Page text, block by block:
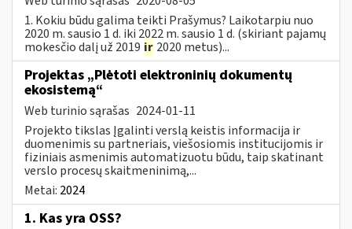
1. Kokiu būdu galima teikti Prašymus? Laikotarpiu nuo
2020 m. sausio 1 d. iki 2022 m. sausio 1 d. (skiriant pajamų
mokesčio dalį už 2019 ir 2020 metus)...
Projektas „Plėtoti elektroninių dokumentų
ekosistemą“
Web turinio sąrašas 2024-01-11
Projekto tikslas Įgalinti verslą keistis informacija ir
duomenimis su partneriais, viešosiomis institucijomis ir
fiziniais asmenimis automatizuotu būdu, taip skatinant
verslo procesų skaitmeninimą,...
Metai: 2024
1. Kas yra OSS?